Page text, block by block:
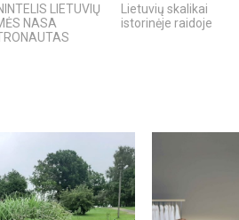
LIETUVIŲ
NASA
Lietuvių skalikai
istorinėje raidoje